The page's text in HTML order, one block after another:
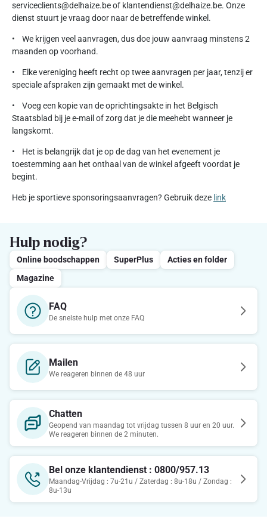
serviceclients@delhaize.be of klantendienst@delhaize.be. Onze
dienst stuurt je vraag door naar de betreffende winkel.
• We krijgen veel aanvragen, dus doe jouw aanvraag minstens 2
maanden op voorhand.
• Elke vereniging heeft recht op twee aanvragen per jaar, tenzij er
speciale afspraken zijn gemaakt met de winkel.
• Voeg een kopie van de oprichtingsakte in het Belgisch
Staatsblad bij je e-mail of zorg dat je die meehebt wanneer je
langskomt.
• Het is belangrijk dat je op de dag van het evenement je
toestemming aan het onthaal van de winkel afgeeft voordat je
begint.
Heb je sportieve sponsoringsaanvragen? Gebruik deze link
Hulp nodig?
Online boodschappen SuperPlus
Acties en folder
Magazine
FAQ
De snelste hulp met onze FAQ
Mailen
We reageren binnen de 48 uur
Chatten
Geopend van maandag tot vrijdag tussen 8 uur en 20 uur.
We reageren binnen de 2 minuten.
Bel onze klantendienst : 0800/957.13
Maandag-Vrijdag : 7u-21u / Zaterdag : 8u-18u / Zondag :
8u-13u